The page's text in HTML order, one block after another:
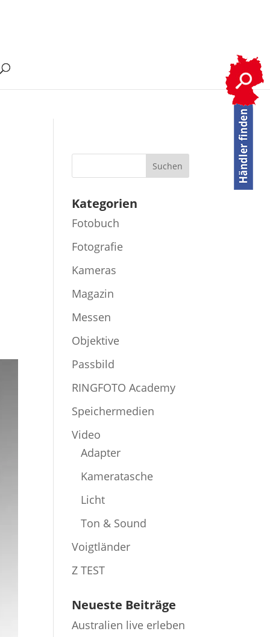
Kategorien
Fotobuch
Fotografie
Kameras
Magazin
Messen
Objektive
Passbild
RINGFOTO Academy
Speichermedien
Video
Adapter
Kameratasche
Licht
Ton & Sound
Voigtländer
Z TEST
Neueste Beiträge
Australien live erleben